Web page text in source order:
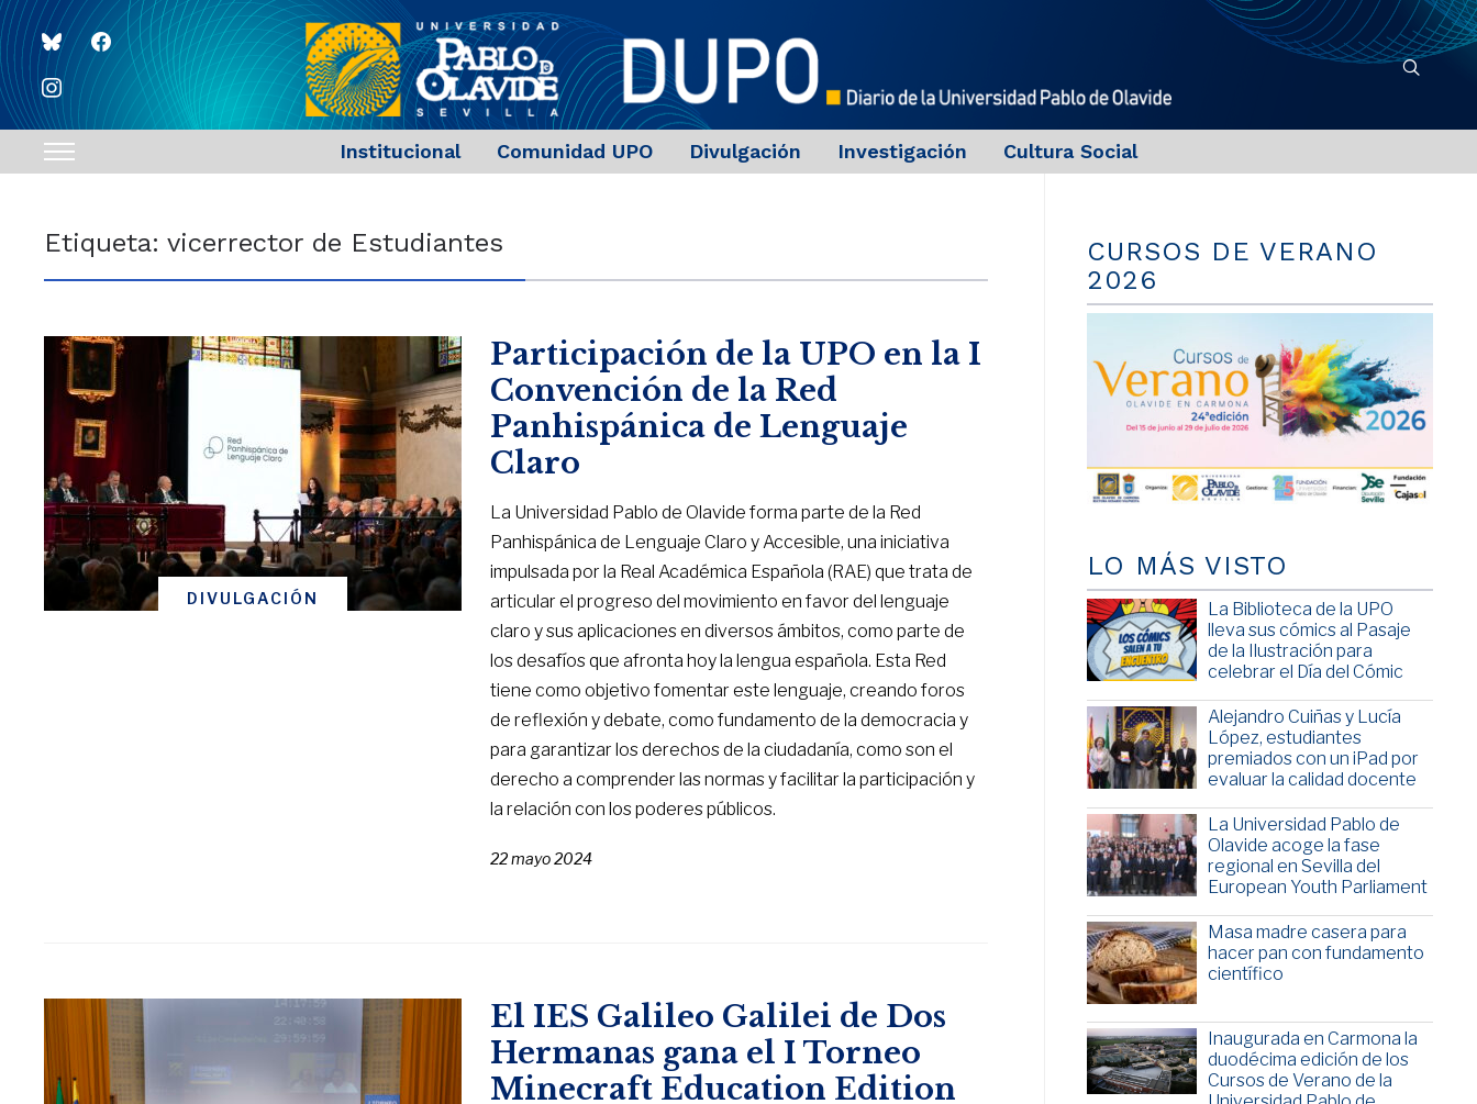
blueskyfacebook
instagram
Toggle
navigation
Institucional Comunidad UPO Divulgación Investigación Cultura Social
Etiqueta:vicerrector de Estudiantes
DIVULGACIÓN
Participación de la UPO en la I
Convención de la Red
Panhispánica de Lenguaje
Claro
La Universidad Pablo de Olavide forma parte de la Red
Panhispánica de Lenguaje Claro y Accesible, una iniciativa
impulsada por la Real Académica Española (RAE) que trata de
articular el progreso del movimiento en favor del lenguaje
claro y sus aplicaciones en diversos ámbitos, como parte de
los desafíos que afronta hoy la lengua española. Esta Red
tiene como objetivo fomentar este lenguaje, creando foros
de reflexión y debate, como fundamento de la democracia y
para garantizar los derechos de la ciudadanía, como son el
derecho a comprender las normas y facilitar la participación y
la relación con los poderes públicos.
22 mayo 2024
El IES Galileo Galilei de Dos
Hermanas gana el I Torneo
Minecraft Education Edition
CURSOS DE VERANO
2026
LO MÁS VISTO
La Biblioteca de la UPO
lleva sus cómics al Pasaje
de la Ilustración para
celebrar el Día del Cómic
Alejandro Cuiñas y Lucía
López, estudiantes
premiados con un iPad por
evaluar la calidad docente
La Universidad Pablo de
Olavide acoge la fase
regional en Sevilla del
European Youth Parliament
Masa madre casera para
hacer pan con fundamento
científico
Inaugurada en Carmona la
duodécima edición de los
Cursos de Verano de la